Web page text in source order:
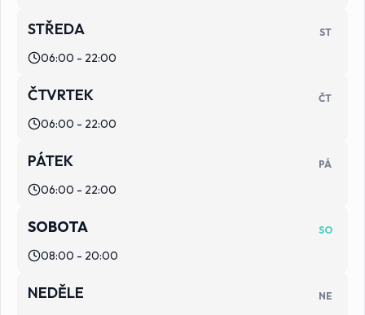
STŘEDA ST
06:00 - 22:00
ČTVRTEK ČT
06:00 - 22:00
PÁTEK PÁ
06:00 - 22:00
SOBOTA SO
08:00 - 20:00
NEDĚLE NE